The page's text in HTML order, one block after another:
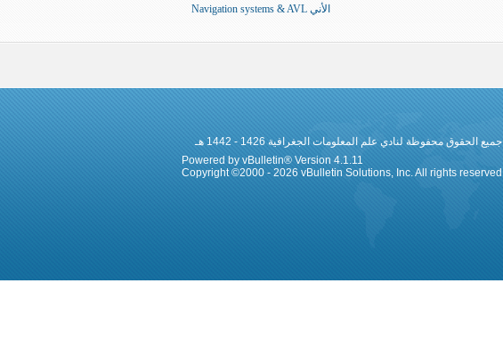
الأني Navigation systems & AVL
جميع الحقوق محفوظة لنادي علم المعلومات الجغرافية 1426 - 1442 هـ
Powered by vBulletin® Version 4.1.11
Copyright ©2000 - 2026 vBulletin Solutions, Inc. All rights reserved